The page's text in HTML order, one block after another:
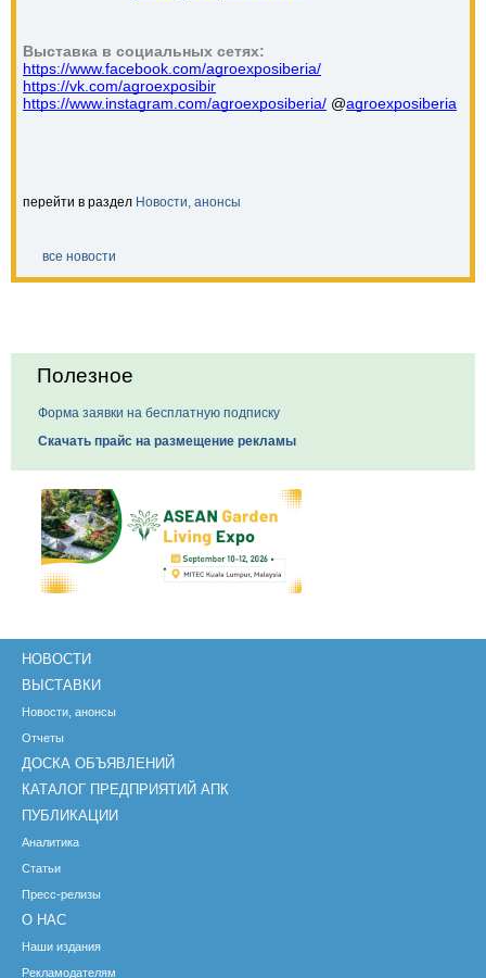
Выставка в социальных сетях:
https://www.facebook.com/agroexposiberia/
https://vk.com/agroexposibir
https://www.instagram.com/agroexposiberia/ @agroexposiberia
перейти в раздел Новости, анонсы
все новости
Полезное
Форма заявки на бесплатную подписку
Скачать прайс на размещение рекламы
НОВОСТИ
ВЫСТАВКИ
Новости, анонсы
Отчеты
ДОСКА ОБЪЯВЛЕНИЙ
КАТАЛОГ ПРЕДПРИЯТИЙ АПК
ПУБЛИКАЦИИ
Аналитика
Статьи
Пресс-релизы
О НАС
Наши издания
Рекламодателям